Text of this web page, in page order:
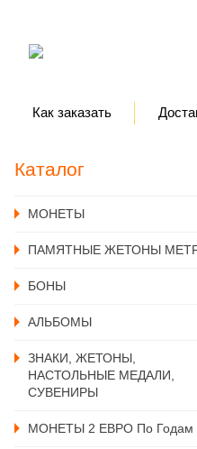
Как заказать
Каталог
MОНЕТЫ
ПАМЯТНЫЕ ЖЕТОНЫ
БОНЫ
АЛЬБОМЫ
ЗНАКИ, ЖЕТОНЫ,
НАСТОЛЬНЫЕ МЕДАЛИ,
СУВЕНИРЫ
МОНЕТЫ 2 ЕВРО По Годам